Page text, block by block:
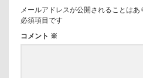
メールアドレスが公開されることはあ
必須項目です
コメント ※